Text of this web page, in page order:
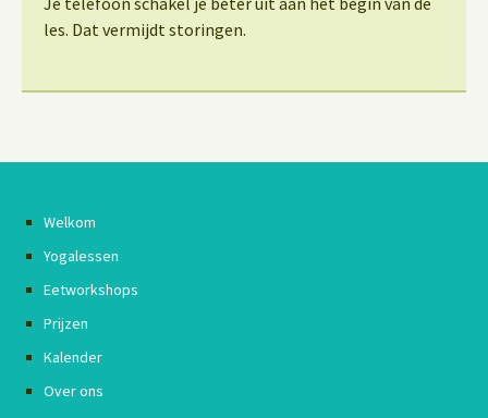
les. Dat vermijdt storingen.
Welkom
Yogalessen
Eetworkshops
Prijzen
Kalender
Over ons